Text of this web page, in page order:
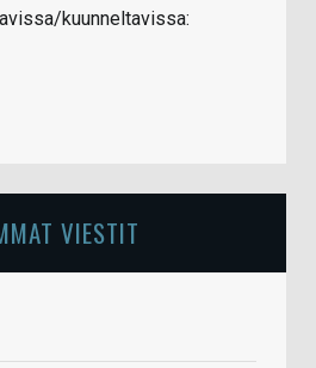
kuunneltavissa:
VIESTIT